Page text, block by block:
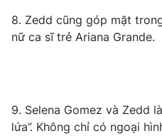
8. Zedd cũng góp mặt
nữ ca sĩ trẻ Ariana Grande.
9. Selena Gomez và Zedd
lứa”. Không chỉ có ngoại